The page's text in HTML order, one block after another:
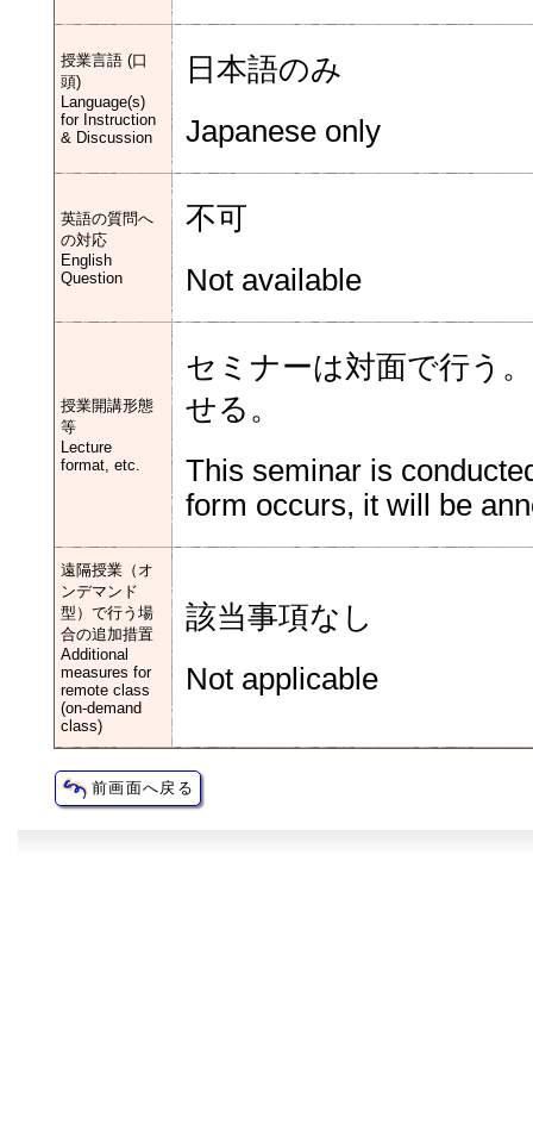
授業言語 (口
頭)
Language(s)
for Instruction
& Discussion
日本語のみ
Japanese only
英語の質問へ
の対応
English
Question
不可
Not available
授業開講形態
等
Lecture
format, etc.
セミナーは対面で行う
せる。
This seminar is
form occurs, it will be
遠隔授業（オ
ンデマンド
型）で行う場
合の追加措置
Additional
measures for
remote class
(on-demand
class)
該当事項なし
Not applicable